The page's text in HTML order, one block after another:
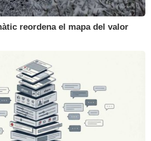
reordena el mapa del valor